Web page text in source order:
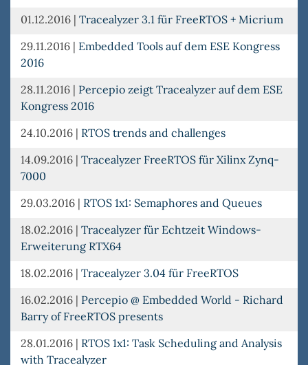
01.12.2016 | Tracealyzer 3.1 für FreeRTOS + Micrium
29.11.2016 | Embedded Tools auf dem ESE Kongress
2016
28.11.2016 | Percepio zeigt Tracealyzer auf dem ESE
Kongress 2016
24.10.2016 | RTOS trends and challenges
14.09.2016 | Tracealyzer FreeRTOS für Xilinx Zynq-
7000
29.03.2016 | RTOS 1x1: Semaphores and Queues
18.02.2016 | Tracealyzer für Echtzeit Windows-
Erweiterung RTX64
18.02.2016 | Tracealyzer 3.04 für FreeRTOS
16.02.2016 | Percepio @ Embedded World - Richard
Barry of FreeRTOS presents
28.01.2016 | RTOS 1x1: Task Scheduling and Analysis
with Tracealyzer